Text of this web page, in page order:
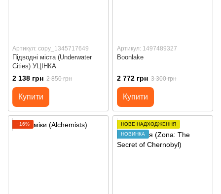
Артикул: copy_1345717649
Підводні міста (Underwater
Cities) УЦІНКА
2 138 грн 2 850 грн
Купити
Артикул: 1497489327
Boonlake
2 772 грн 3 300 грн
Купити
−16%
НОВЕ НАДХОДЖЕННЯ
НОВИНКА